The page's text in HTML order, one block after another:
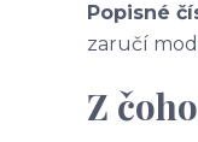
Popisné
zaručí
Z